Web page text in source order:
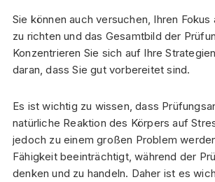
Sie können auch versuchen, Ihren
zu richten und das Gesamtbild der
Konzentrieren Sie sich auf Ihre
daran, dass Sie gut vorbereitet sind.
Es ist wichtig zu wissen, dass
natürliche Reaktion des Körpers auf
jedoch zu einem großen Problem
Fähigkeit beeinträchtigt, während der
denken und zu handeln. Daher ist es